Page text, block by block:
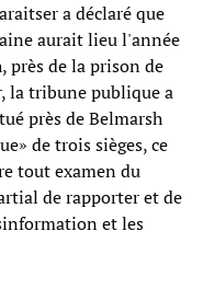
a déclaré que
aurait lieu l'année
près de la prison de
la tribune publique a
près de Belmarsh
de trois sièges, ce
tout examen du
de rapporter et de
et les